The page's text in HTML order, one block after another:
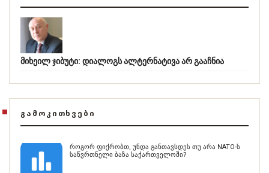
მიხეილ ჯიბუტი: დიალოგს ალტერნატივა არ გააჩნია
ᲒᲐᲛᲝᲙᲘᲗᲮᲕᲔᲑᲘ
როგორ ფიქრობთ, უნდა განთავსდეს თუ არა NATO-ს
საწვრთნელი ბაზა საქართველოში?